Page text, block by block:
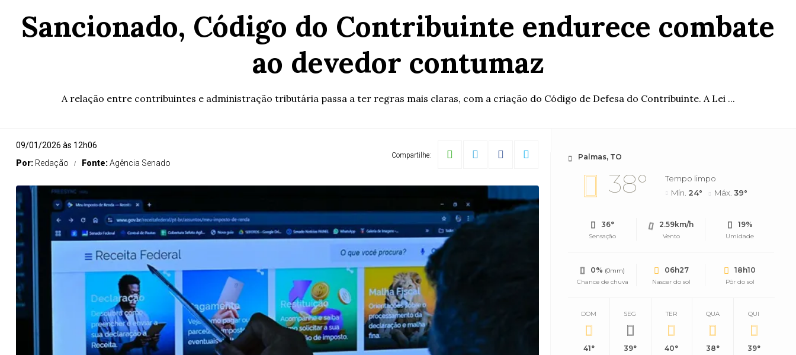
Sancionado, Código do Contribuinte endurece combate
ao devedor contumaz
A relação entre contribuintes e administração tributária passa a ter regras mais claras, com a criação do Código de Defesa do Contribuinte. A Lei ...
09/01/2026 às 12h06
Por: Redação Fonte:Agência Senado
Compartilhe: Palmas, TO
38°
Tempo limpo
Mín. 24° Máx.39°
36°
Sensação
2.59km/h
Vento
19%
Umidade
0% (0mm)
Chance de chuva
06h27
Nascer do sol
18h10
Pôr do sol
DOM
41°
SEG
39°
TER
40°
QUA
38°
QUI
39°